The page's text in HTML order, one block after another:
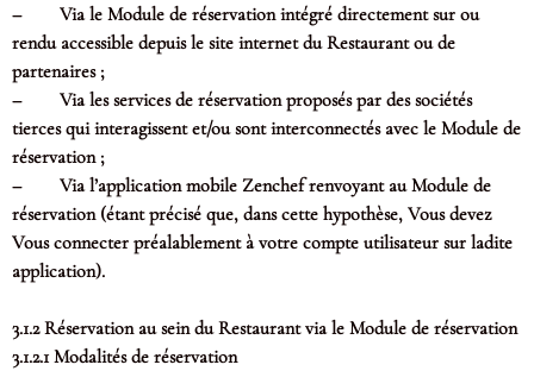
– Via le Module de réservation intégré directement sur ou
rendu accessible depuis le site internet du Restaurant ou de
partenaires ;
– Via les services de réservation proposés par des sociétés
tierces qui interagissent et/ou sont interconnectés avec le Module de
réservation ;
– Via l’application mobile Zenchef renvoyant au Module de
réservation (étant précisé que, dans cette hypothèse, Vous devez
Vous connecter préalablement à votre compte utilisateur sur ladite
application).
3.1.2 Réservation au sein du Restaurant via le Module de réservation
3.1.2.1 Modalités de réservation